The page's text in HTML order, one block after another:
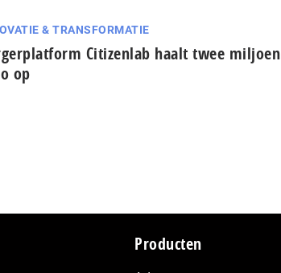
& TRANSFORMATIE
Citizenlab haalt twee miljoen
op
Producten